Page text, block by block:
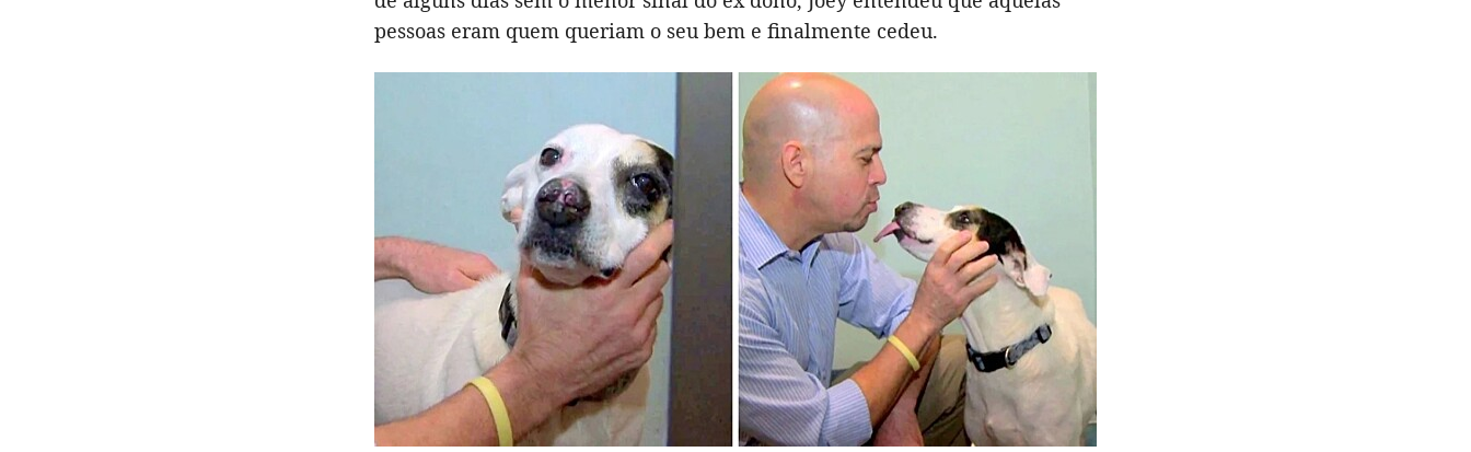
pessoas eram quem queriam o seu bem e finalmente cedeu.